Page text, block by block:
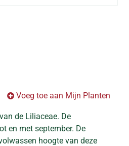
Voeg toe aan Mijn Planten
de Liliaceae. De
en met september. De
hoogte van deze